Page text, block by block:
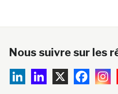
Nous suivre sur les